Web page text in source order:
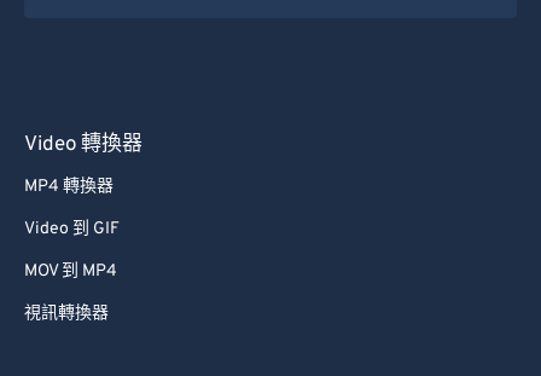
Video 轉換器
MP4 轉換器
Video 到 GIF
MOV 到 MP4
視訊轉換器